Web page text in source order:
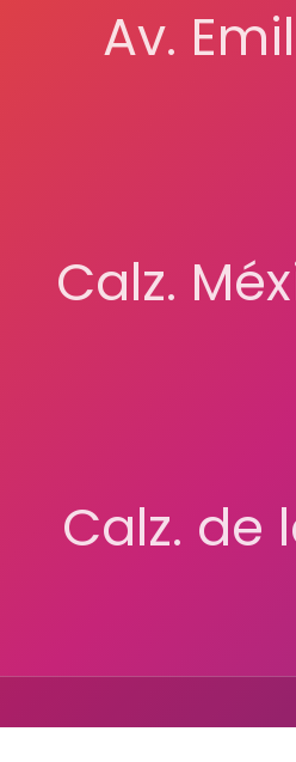
Av.
Calz.
Calz. de